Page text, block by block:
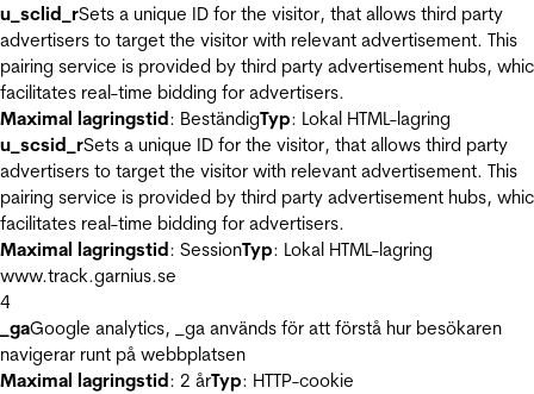
u_sclid_rSets a unique ID for the visitor, that allows third party
advertisers to target the visitor with relevant advertisement. This
pairing service is provided by third party advertisement hubs,
facilitates real-time bidding for advertisers.
Maximal lagringstid: BeständigTyp: Lokal HTML-lagring
u_scsid_rSets a unique ID for the visitor, that allows third party
advertisers to target the visitor with relevant advertisement. This
pairing service is provided by third party advertisement hubs,
facilitates real-time bidding for advertisers.
Maximal lagringstid: SessionTyp: Lokal HTML-lagring
www.track.garnius.se
4
_gaGoogle analytics, _ga används för att förstå hur besökaren
navigerar runt på webbplatsen
Maximal lagringstid: 2 årTyp: HTTP-cookie